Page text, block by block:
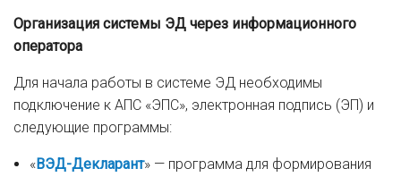
Организация системы ЭД через информационного
оператора
Для начала работы в системе ЭД необходимы
подключение к АПС «ЭПС», электронная подпись (ЭП) и
следующие программы:
«ВЭД-Декларант» — программа для формирования